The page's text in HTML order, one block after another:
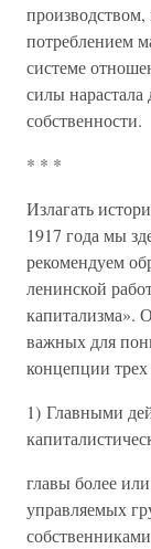
потреблением
системе
силы
собственности.
* * *
Излагать
1917 года мы
рекомендуем
ленинской
капитализма».
важных для
концепции
1) Главными
главы более
управляемых